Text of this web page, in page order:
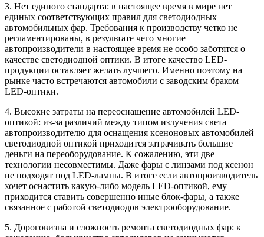
3. Нет единого стандарта: в настоящее время в мире нет
единых соответствующих правил для светодиодных
автомобильных фар. Требования к производству четко не
регламентированы, в результате чего многие
автопроизводители в настоящее время не особо заботятся о
качестве светодиодной оптики. В итоге качество LED-
продукции оставляет желать лучшего. Именно поэтому на
рынке часто встречаются автомобили с заводским браком
LED-оптики.
4. Высокие затраты на переоснащение автомобилей LED-
оптикой: из-за различий между типом излучения света
автопроизводителю для оснащения ксеноновых автомобилей
светодиодной оптикой приходится затрачивать большие
деньги на переоборудование. К сожалению, эти две
технологии несовместимы. Даже фары с линзами под ксенон
не подходят под LED-лампы. В итоге если автопроизводитель
хочет оснастить какую-либо модель LED-оптикой, ему
приходится ставить совершенно иные блок-фары, а также
связанное с работой светодиодов электрооборудование.
5. Дороговизна и сложность ремонта светодиодных фар: к